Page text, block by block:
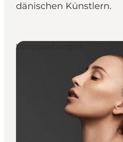
dänischen Künstlern.
Veranstaltungen